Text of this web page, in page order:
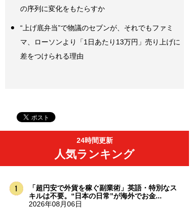
の序列に変化をもたらすか
“上げ底弁当”で物議のセブンが、それでもファミ
マ、ローソンより「1日あたり13万円」売り上げに
差をつけられる理由
24時間更新
人気ランキング
「超円安で外貨を稼ぐ副業術」英語・特別なス
キルは不要。“日本の日常”が海外でお金...
2026年08月06日